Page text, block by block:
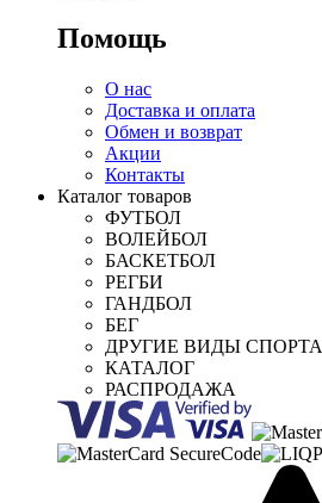
Помощь
О нас
Доставка и оплата
Обмен и возврат
Акции
Контакты
Каталог товаров
ФУТБОЛ
ВОЛЕЙБОЛ
БАСКЕТБОЛ
РЕГБИ
ГАНДБОЛ
БЕГ
ДРУГИЕ ВИДЫ СПОРТА
КАТАЛОГ
РАСПРОДАЖА